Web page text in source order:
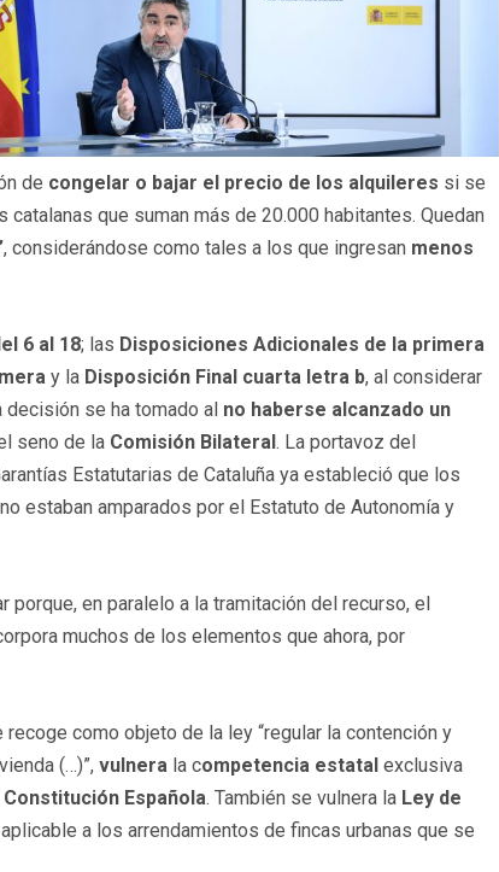
de congelar o bajar el precio de los alquileres si se
catalanas que suman más de 20.000 habitantes. Quedan
, considerándose como tales a los que ingresan menos
6 al 18; las Disposiciones Adicionales de la primera
y la Disposición Final cuarta letra b, al considerar
decisión se ha tomado al no haberse alcanzado un
seno de la Comisión Bilateral . La portavoz del
Estatutarias de Cataluña ya estableció que los
estaban amparados por el Estatuto de Autonomía y
en paralelo a la tramitación del recurso, el
muchos de los elementos que ahora, por
recoge como objeto de la ley “regular la contención y
(…)”, vulnera la competencia estatal exclusiva
Española. También se vulnera la Ley de
a los arrendamientos de fincas urbanas que se